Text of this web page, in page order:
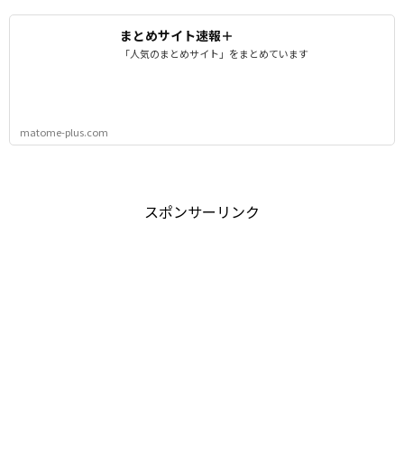
まとめサイト速報＋
「人気のまとめサイト」をまとめています
matome-plus.com
スポンサーリンク